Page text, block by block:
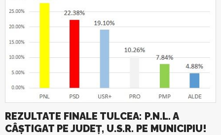
REZULTATE FINALE TULCEA: P.N.L. A
CÂŞTIGAT PE JUDEȚ, U.S.R. PE MUNICIPIU!